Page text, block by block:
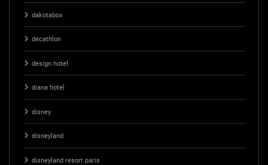
dakotabox
decathlon
design hotel
diana hotel
disney
disneyland
disneyland resort paris